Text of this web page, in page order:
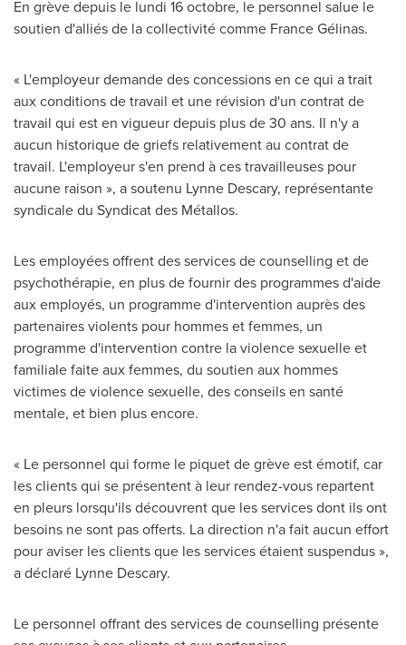
En grève depuis le lundi 16 octobre, le personnel salue le
soutien d'alliés de la collectivité comme France Gélinas.
« L'employeur demande des concessions en ce qui a trait
aux conditions de travail et une révision d'un contrat de
travail qui est en vigueur depuis plus de 30 ans. Il n'y a
aucun historique de griefs relativement au contrat de
travail. L'employeur s'en prend à ces travailleuses pour
aucune raison », a soutenu Lynne Descary, représentante
syndicale du Syndicat des Métallos.
Les employées offrent des services de counselling et de
psychothérapie, en plus de fournir des programmes d'aide
aux employés, un programme d'intervention auprès des
partenaires violents pour hommes et femmes, un
programme d'intervention contre la violence sexuelle et
familiale faite aux femmes, du soutien aux hommes
victimes de violence sexuelle, des conseils en santé
mentale, et bien plus encore.
« Le personnel qui forme le piquet de grève est émotif, car
les clients qui se présentent à leur rendez-vous repartent
en pleurs lorsqu'ils découvrent que les services dont ils ont
besoins ne sont pas offerts. La direction n'a fait aucun effort
pour aviser les clients que les services étaient suspendus »,
a déclaré Lynne Descary.
Le personnel offrant des services de counselling présente